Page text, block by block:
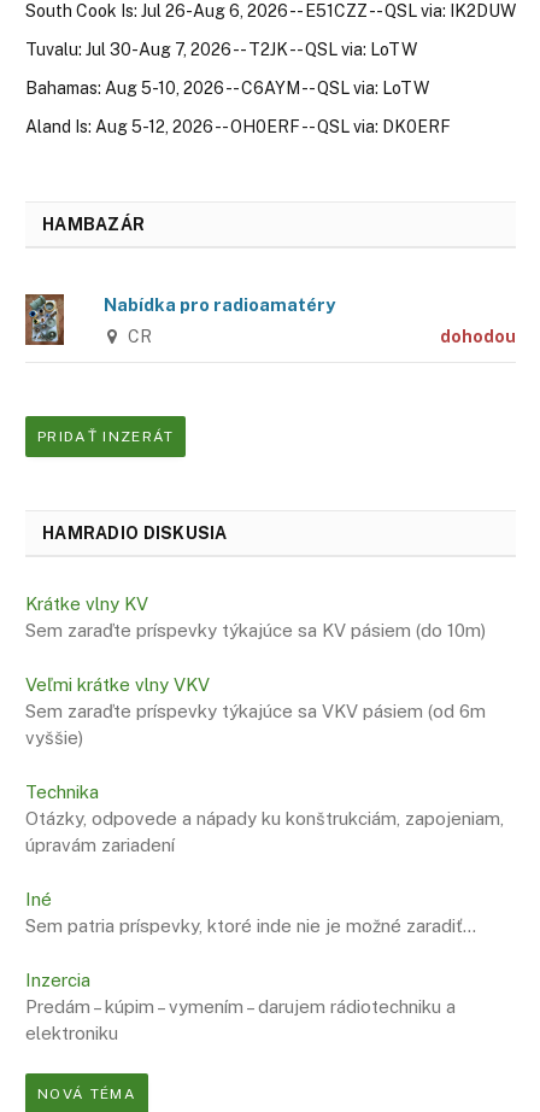
South Cook Is: Jul 26-Aug 6, 2026 -- E51CZZ -- QSL via: IK2DUW
Tuvalu: Jul 30-Aug 7, 2026 -- T2JK -- QSL via: LoTW
Bahamas: Aug 5-10, 2026 -- C6AYM -- QSL via: LoTW
Aland Is: Aug 5-12, 2026 -- OH0ERF -- QSL via: DK0ERF
HAMBAZÁR
Nabídka pro radioamatéry
CR dohodou
PRIDAŤ INZERÁT
HAMRADIO DISKUSIA
Krátke vlny KV
Sem zaraďte príspevky týkajúce sa KV pásiem (do 10m)
Veľmi krátke vlny VKV
Sem zaraďte príspevky týkajúce sa VKV pásiem (od 6m
vyššie)
Technika
Otázky, odpovede a nápady ku konštrukciám, zapojeniam,
úpravám zariadení
Iné
Sem patria príspevky, ktoré inde nie je možné zaradiť…
Inzercia
Predám – kúpim – vymením – darujem rádiotechniku a
elektroniku
NOVÁ TÉMA